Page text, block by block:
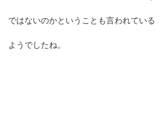
ではないのかということも言われている
ようでしたね。